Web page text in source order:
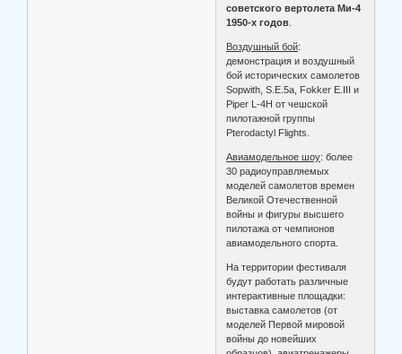
советского вертолета Ми-4
1950-х годов
Воздушный бой:
демонстрация и воздушный
бой исторических самолетов
Sopwith, S.E.5a, Fokker E.III и
Piper L-4H от чешской
пилотажной группы
Pterodactyl Flights.
Авиамодельное шоу: более
30 радиоуправляемых
моделей самолетов времен
Великой Отечественной
войны и фигуры высшего
пилотажа от чемпионов
авиамодельного спорта.
На территории фестиваля
будут работать различные
интерактивные площадки:
выставка самолетов (от
моделей Первой мировой
войны до новейших